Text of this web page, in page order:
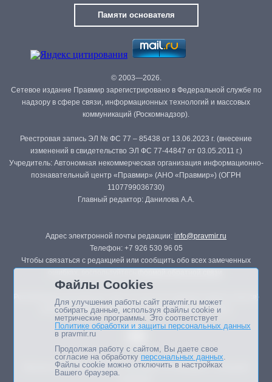
Памяти основателя
© 2003—2026.
Сетевое издание Правмир зарегистрировано в Федеральной службе по
надзору в сфере связи, информационных технологий и массовых
коммуникаций (Роскомнадзор).
Реестровая запись ЭЛ № ФС 77 – 85438 от 13.06.2023 г. (внесение
изменений в свидетельство ЭЛ ФС 77-44847 от 03.05.2011 г.)
Учредитель: Автономная некоммерческая организация информационно-
познавательный центр «Правмир» (АНО «Правмир») (ОГРН
1107799036730)
Главный редактор: Данилова А.А.
Адрес электронной почты редакции: info@pravmir.ru
Телефон: +7 926 530 96 05
Чтобы связаться с редакцией или сообщить обо всех замеченных
Републикация материалов сайта в печатных изданиях (книгах, прессе)
возможна только с письменного разрешения редакции.
Мнение авторов статей портала может не совпадать с позицией
Файлы Cookies
Для улучшения работы сайт pravmir.ru может
собирать данные, используя файлы cookie и
метрические программы. Это соответствует
Политике обработки и защиты персональных данных
в pravmir.ru
Продолжая работу с сайтом, Вы даете свое
согласие на обработку персональных данных.
Файлы cookie можно отключить в настройках
Вашего браузера.